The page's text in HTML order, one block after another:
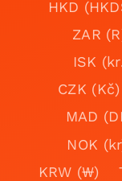
HKD
ZAR
ISK
CZK (Kč)
MAD
NOK
KRW (₩)